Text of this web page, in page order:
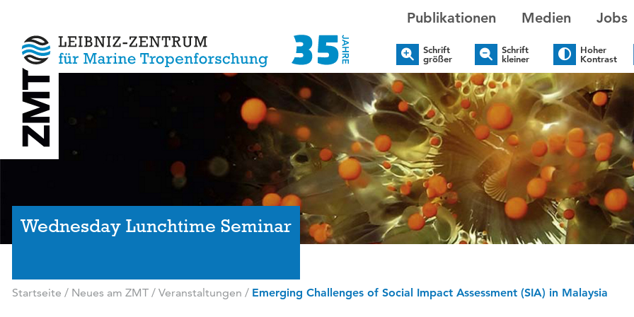
Publikationen Medien Jobs
Schrift
größer
Schrift
kleiner
Hoher
Kontrast
Wednesday Lunchtime Seminar
Startseite / Neues am ZMT/ Veranstaltungen / Emerging Challenges of Social Impact Assessment (SIA) in Malaysia